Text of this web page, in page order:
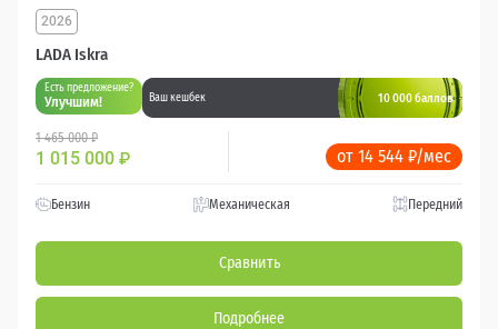
LADA Iskra
2026
Есть предложение?
Улучшим! Ваш кешбек 10 000 баллов
1 465 000 ₽
1 015 000 ₽ от 14 544 ₽/мес
Бензин Механическая Передний
Сравнить
Подробнее